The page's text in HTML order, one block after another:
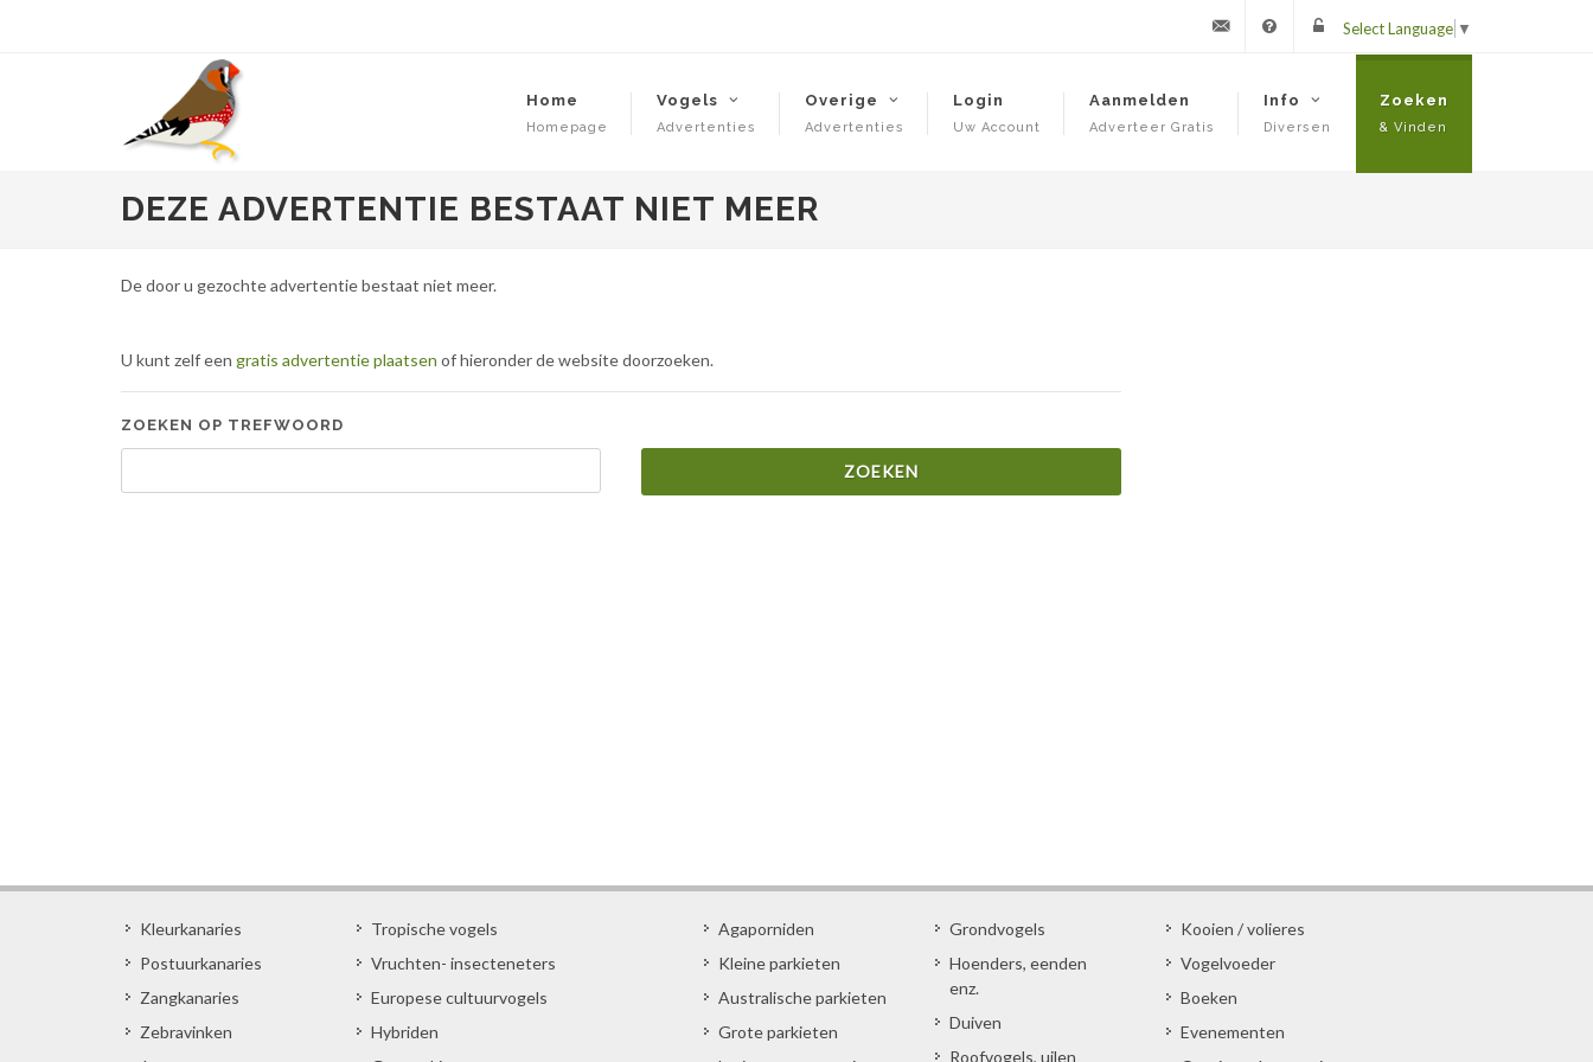
Select Language ▼
Home
Homepage
Vogels
Advertenties
Overige
Advertenties
Login
Uw Account
Aanmelden
Adverteer Gratis
Info
Diversen
Zoeken
& Vinden
DEZE ADVERTENTIE BESTAAT NIET MEER
De door u gezochte advertentie bestaat niet meer.
U kunt zelf een gratis advertentie plaatsen of hieronder de website doorzoeken.
ZOEKEN OP TREFWOORD
Kleurkanaries
Postuurkanaries
Zangkanaries
Zebravinken
Tropische vogels
Vruchten- insecteneters
Europese cultuurvogels
Hybriden
Agaporniden
Kleine parkieten
Australische parkieten
Grote parkieten
Grondvogels
Hoenders, eenden
enz.
Duiven
Roofvogels, uilen
Kooien / volieres
Vogelvoeder
Boeken
Evenementen